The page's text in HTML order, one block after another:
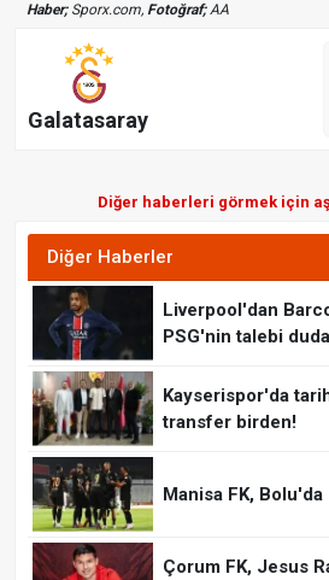
Haber;Sporx.com, Fotoğraf;AA
Galatasaray
Diğer haberleri görmek için
Diğer Haberler
Liverpool'dan
PSG'nin talebi
Kayserispor'da
transfer birden!
Manisa FK, Bolu'da
Çorum FK, Jesus